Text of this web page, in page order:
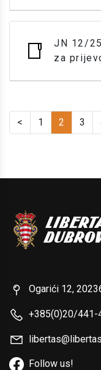
JN 12/
za
< 1 2 3
Ogarići 12,
+385(0)20/441-
Follow us!